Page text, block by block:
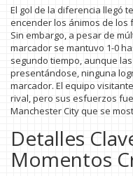
El gol de la diferencia llegó
encender los ánimos de los
Sin embargo, a pesar de
marcador se mantuvo 1-0
segundo tiempo, aunque
presentándose, ninguna
marcador. El equipo
rival, pero sus esfuerzos
Manchester City que se
Detalles
Momentos